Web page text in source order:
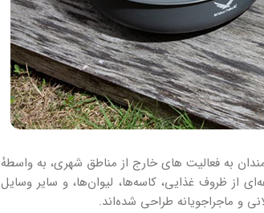
به فعالیت‌ های خارج از مناطق شهری، به واسطهٔ
ظروف غذایی، کاسه‌ها، لیوان‌ها، و سایر وسایل
و ماجراجویانه طراحی شده‌اند.